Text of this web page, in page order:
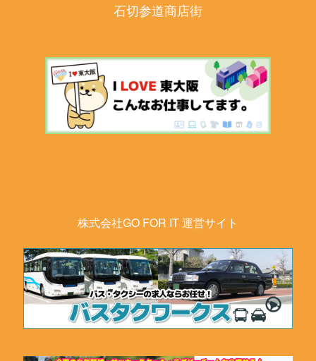
石切参道商店街
株式会社GO FOR IT 運営サイト